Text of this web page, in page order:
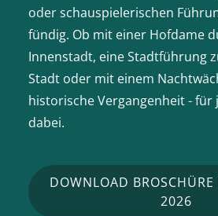
oder schauspielerischen
fündig. Ob mit einer Hofdame
Innenstadt, eine Stadtführung
Stadt oder mit einem
historische Vergangenheit - für
dabei.
DOWNLOAD
2026